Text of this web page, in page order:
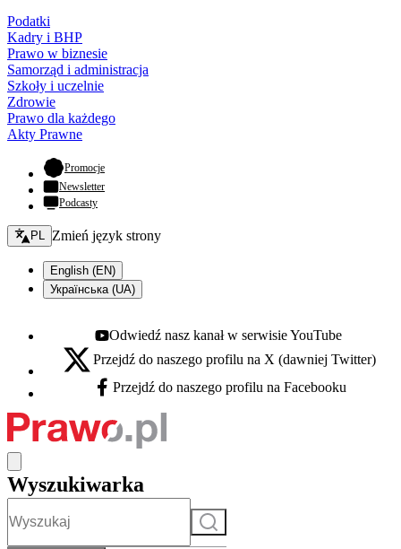
Podatki
Kadry i BHP
Prawo w biznesie
Samorząd i administracja
Szkoły i uczelnie
Zdrowie
Prawo dla każdego
Akty Prawne
Promocje- otwiera się w nowej karcie
Newsletter
Podcasty
Zmień język - bieżący:
PL Zmień język strony
English (EN)
Українська (UA)
Youtube - otwiera się w nowej karcie
Odwiedź nasz kanał w serwisie YouTube
X - otwiera się w nowej karcie
Przejdź do naszego profilu na X (dawniej Twitter)
Facebook - otwiera się w nowej karcie
Przejdź do naszego profilu na Facebooku
Wyszukiwarka
Szukaj